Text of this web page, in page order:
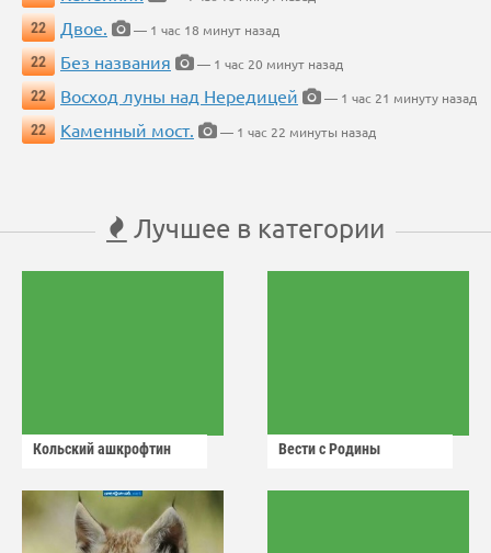
22
Двое.
— 1 час 18 минут назад
22
Без названия
— 1 час 20 минут назад
22
Восход луны над Нередицей
— 1 час 21 минуту назад
22
Каменный мост. — 1 час 22 минуты назад
Лучшее в категории
Кольский ашкрофтин Вести с Родины